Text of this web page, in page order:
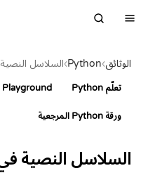
الوثائق›
Python
›السلاسل النصية
تعلّم Python Playground لـ Python
ورقة Python المرجعية